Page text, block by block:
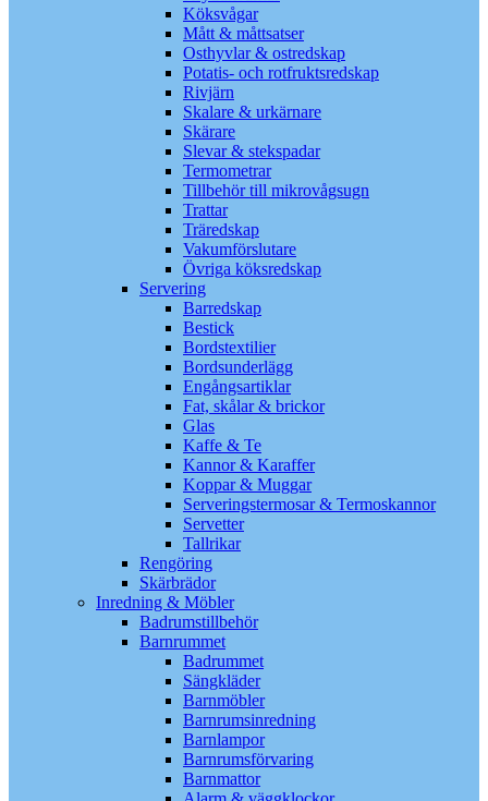
Köksvågar
Mått & måttsatser
Osthyvlar & ostredskap
Potatis- och rotfruktsredskap
Rivjärn
Skalare & urkärnare
Skärare
Slevar & stekspadar
Termometrar
Tillbehör till mikrovågsugn
Trattar
Träredskap
Vakumförslutare
Övriga köksredskap
Servering
Barredskap
Bestick
Bordstextilier
Bordsunderlägg
Engångsartiklar
Fat, skålar & brickor
Glas
Kaffe & Te
Kannor & Karaffer
Koppar & Muggar
Serveringstermosar & Termoskannor
Servetter
Tallrikar
Rengöring
Skärbrädor
Inredning & Möbler
Badrumstillbehör
Barnrummet
Badrummet
Sängkläder
Barnmöbler
Barnrumsinredning
Barnlampor
Barnrumsförvaring
Barnmattor